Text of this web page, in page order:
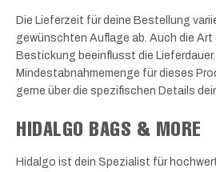
Die Lieferzeit für deine Bestellung
gewünschten Auflage ab. Auch die Art
Bestickung beeinflusst die
Mindestabnahmemenge für dieses
gerne über die spezifischen Details
HIDALGO BAGS & MORE
Hidalgo ist dein Spezialist für